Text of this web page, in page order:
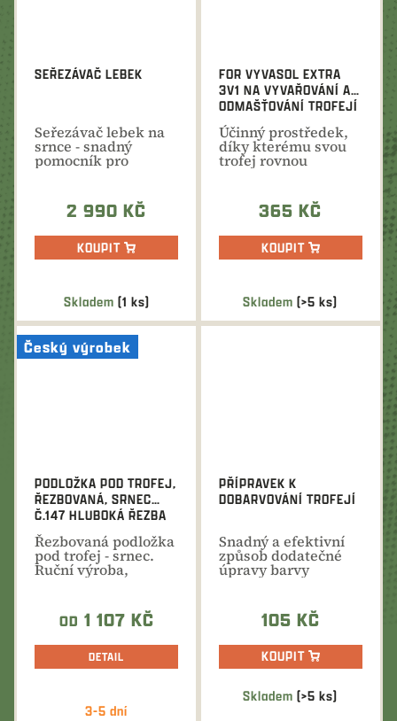
Skladem (1 ks)
SEŘEZÁVAČ LEBEK
Seřezávač lebek na
srnce - snadný
pomocník pro
úpravu trofeje.
2 990 KČ
KOUPIT
Skladem(>5 ks)
FOR VYVASOL EXTRA
3V1 NA VYVAŘOVÁNÍ A
ODMAŠŤOVÁNÍ TROFEJÍ
Účinný prostředek,
díky kterému svou
trofej rovnou
připravíte k
365 KČ
KOUPIT
Český výrobek
3-5 dní
PODLOŽKA POD TROFEJ,
ŘEZBOVANÁ, SRNEC
Č.147 HLUBOKÁ ŘEZBA
Řezbovaná podložka
pod trofej - srnec.
Ruční výroba,
celková výška 35
OD 1 107 KČ
DETAIL
PrůměrnéSkladem(>5 ks)
PŘÍPRAVEK K
DOBARVOVÁNÍ TROFEJÍ
Snadný a efektivní
způsob dodatečné
úpravy barvy
trofeje.
105 KČ
KOUPIT